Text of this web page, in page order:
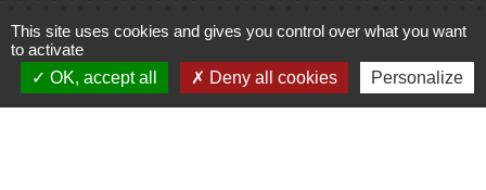
Cinéma
Office de tourisme du Civraisien
en Poitou
This site uses cookies and gives you control over what you want
to activate
OK, accept all
Deny all cookies Personalize